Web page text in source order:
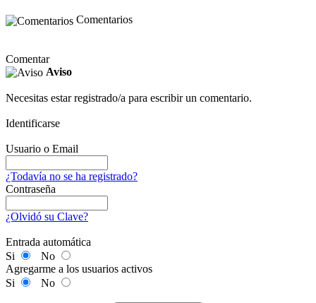
Comentarios
Comentar
Aviso
Necesitas estar registrado/a para escribir un comentario.
Identificarse
Usuario o Email
¿Todavía no se ha registrado?
Contraseña
¿Olvidó su Clave?
Entrada automática
Si
No
Agregarme a los usuarios activos
Si
No